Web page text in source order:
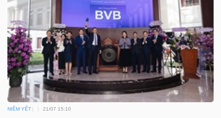
NIÊM YẾT 21/07 15:10
ĐỘNG
SẢN
Mã
chứng
khoán
(-)
Tất cả Cổ phiếu